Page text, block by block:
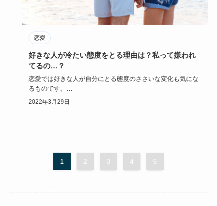
恋愛
好きな人が冷たい態度をとる理由は？私って嫌われ
てるの…？
恋愛では好きな人が自分にとる態度のささいな変化も気にな
るものです。
少しでも冷たいと感じたら、自分の事が嫌いになったので…
2022年3月29日
1 2 3 4 5